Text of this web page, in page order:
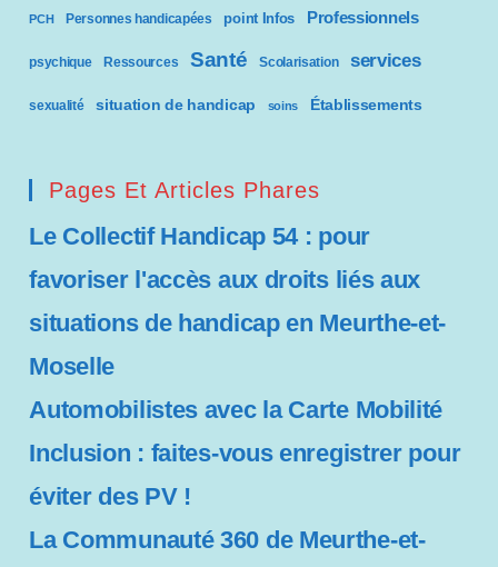
PCH Personnes handicapées point Infos Professionnels
psychique Ressources Santé Scolarisation services
sexualité situation de handicap soins Établissements
Pages Et Articles Phares
Le Collectif Handicap 54 : pour
favoriser l'accès aux droits liés aux
situations de handicap en Meurthe-et-
Moselle
Automobilistes avec la Carte Mobilité
Inclusion : faites-vous enregistrer pour
éviter des PV !
La Communauté 360 de Meurthe-et-